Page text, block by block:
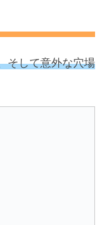
そして意外な穴場